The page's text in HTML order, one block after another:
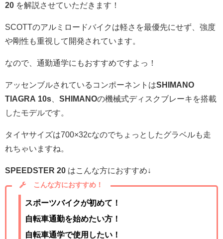
20 を解説させていただきます！
SCOTTのアルミロードバイクは軽さを最優先にせず、強度
や剛性も重視して開発されています。
なので、通勤通学にもおすすめですよっ！
アッセンブルされているコンポーネントはSHIMANO
TIAGRA 10s
SHIMANOの機械式ディスクブレーキを搭載
したモデルです。
タイヤサイズは700×32cなのでちょっとしたグラベルも走
れちゃいますね。
SPEEDSTER 20 はこんな方におすすめ↓
こんな方におすすめ！
スポーツバイクが初めて！
自転車通勤を始めたい方！
自転車通学で使用したい！